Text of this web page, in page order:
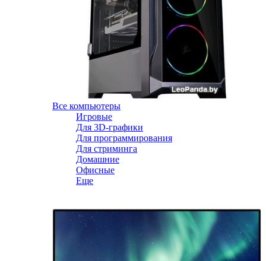
Все компьютеры
Игровые
Для 3D-графики
Для программирования
Для стриминга
Домашние
Офисные
Еще